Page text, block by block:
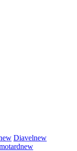
Diavelnew
new